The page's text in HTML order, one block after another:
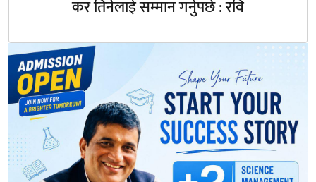
कर तिर्नेलाई सम्मान गर्नुपर्छ : रवि